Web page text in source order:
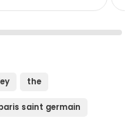
the
saint germain